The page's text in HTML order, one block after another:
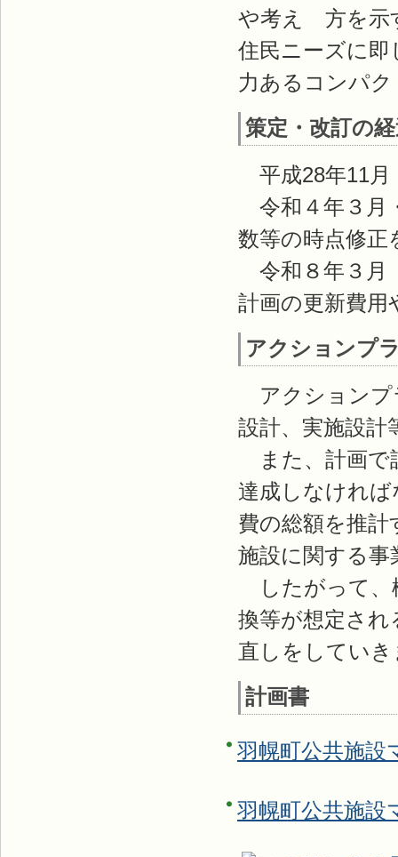
や考え 方を示
住民ニーズに
力あるコンパ
策定・改訂の
平成28年11
令和４年３月
数等の時点修正
令和８年３月
計画の更新費用
アクションプ
アクションプ
設計、実施設計
また、計画で
達成しなけれ
費の総額を推
施設に関する事
したがって、
換等が想定さ
直しをしてい
計画書
羽幌町公共施設
羽幌町公共施設